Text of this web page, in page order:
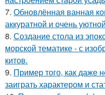
7. Обновлённая ванная
аккуратной и очень
8. Создание стола из
морской тематике - с
китов.
9. Пример того, как даже
заиграть характером и